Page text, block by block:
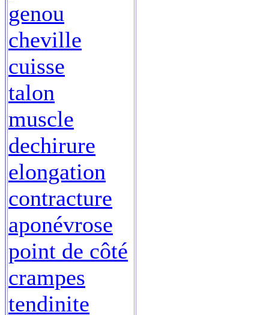
genou
cheville
cuisse
talon
muscle
dechirure
elongation
contracture
aponévrose
point de côté
crampes
tendinite